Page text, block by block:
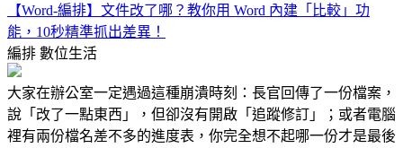
【Word-編排】文件改了哪？教你用 Word 內建「比較」功
能，10秒精準抓出差異！
編排 數位生活
大家在辦公室一定遇過這種崩潰時刻：長官回傳了一份檔案，
說「改了一點東西」，但卻沒有開啟「追蹤修訂」；或者電腦
裡有兩份檔名差不多的進度表，你完全想不起哪一份才是最後